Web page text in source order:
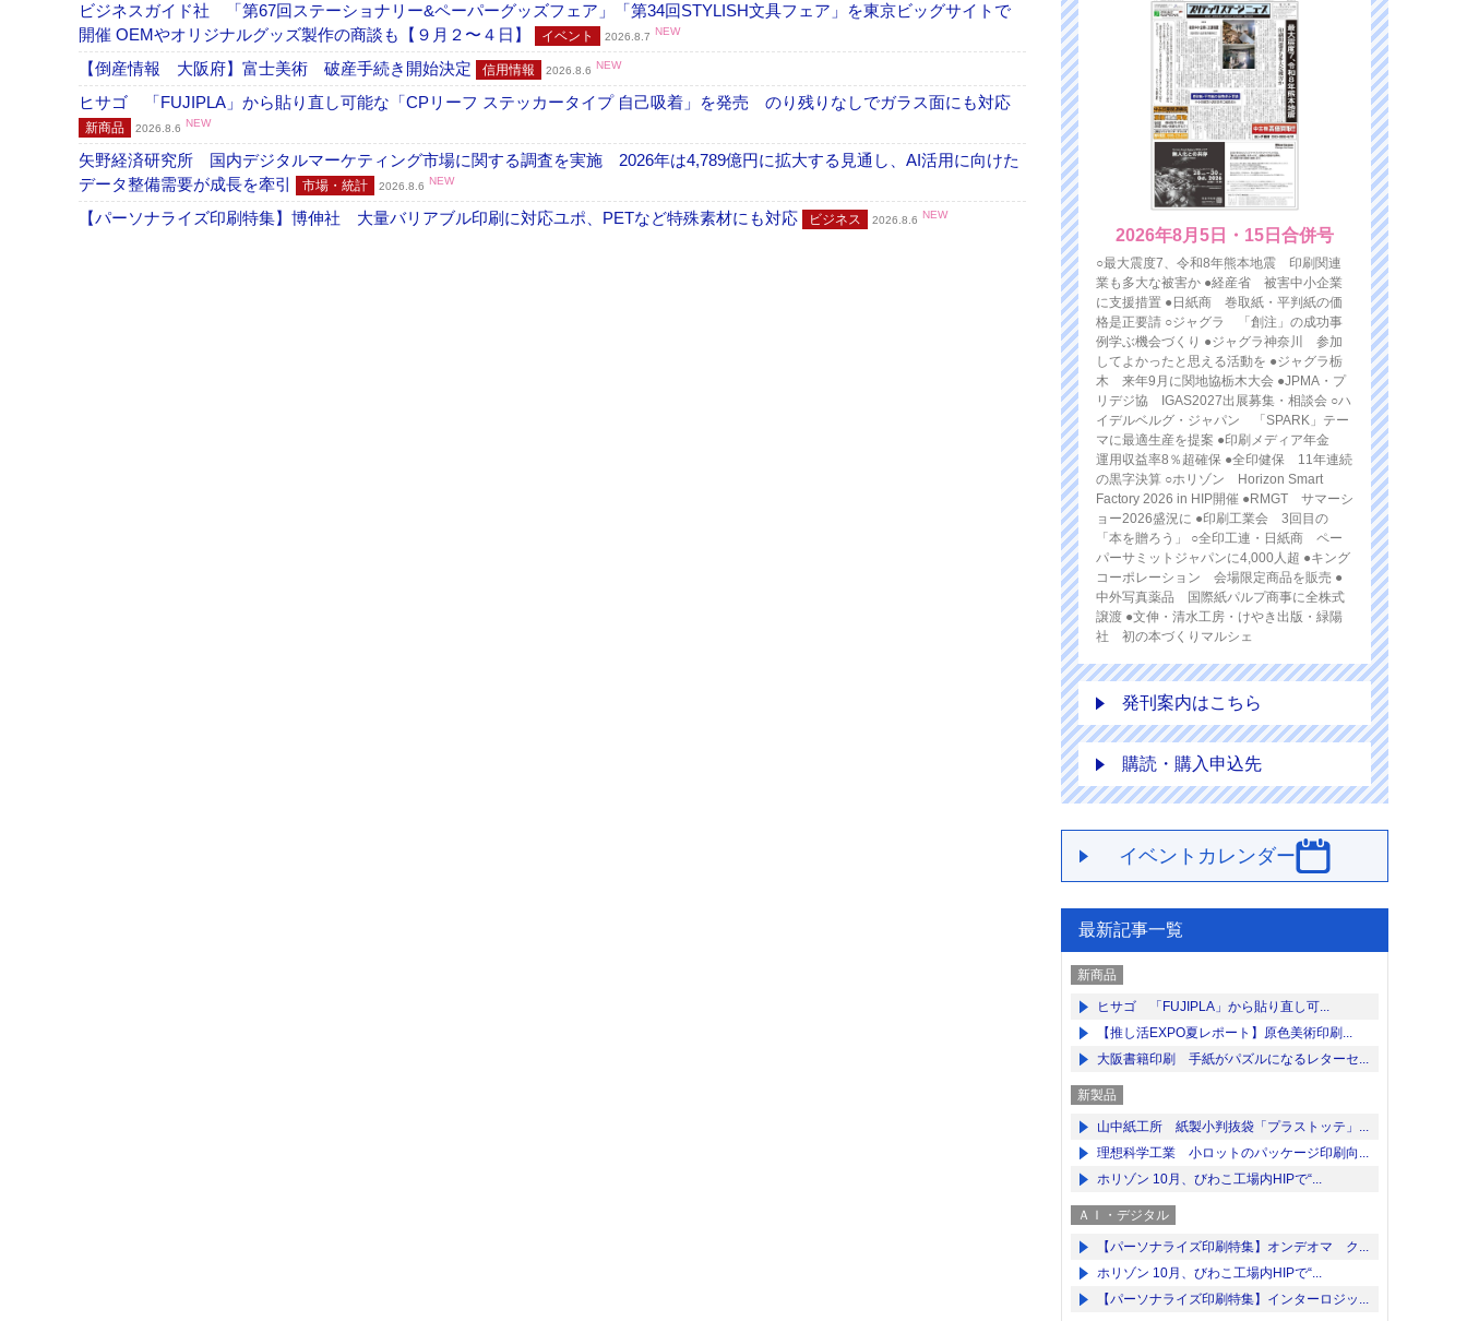
ビジネスガイド社 「第67回ステーショナリー&ペーパーグッズフェア」「第34回STYLISH文具フェア」を東京ビッグサイトで
開催 OEMやオリジナルグッズ製作の商談も【９月２〜４日】
イベント 2026.8.7 NEW
【倒産情報 大阪府】富士美術 破産手続き開始決定 信用情報 2026.8.6 NEW
ヒサゴ 「FUJIPLA」から貼り直し可能な「CPリーフ ステッカータイプ 自己吸着」を発売 のり残りなしでガラス面にも対応
新商品 2026.8.6 NEW
矢野経済研究所 国内デジタルマーケティング市場に関する調査を実施 2026年は4,789億円に拡大する見通し、AI活用に向けた
データ整備需要が成長を牽引
市場・統計 2026.8.6 NEW
【パーソナライズ印刷特集】博伸社 大量バリアブル印刷に対応ユポ、PETなど特殊素材にも対応 ビジネス 2026.8.6 NEW
2026年8月5日・15日合併号
○最大震度7、令和8年熊本地震 印刷関連
業も多大な被害か ●経産省 被害中小企業
に支援措置 ●日紙商 巻取紙・平判紙の価
格是正要請 ○ジャグラ 「創注」の成功事
例学ぶ機会づくり ●ジャグラ神奈川 参加
してよかったと思える活動を ●ジャグラ栃
木 来年9月に関地協栃木大会 ●JPMA・プ
リデジ協 IGAS2027出展募集・相談会 ○ハ
イデルベルグ・ジャパン 「SPARK」テー
マに最適生産を提案 ●印刷メディア年金
運用収益率8％超確保 ●全印健保 11年連続
の黒字決算 ○ホリゾン Horizon Smart
Factory 2026 in HIP開催 ●RMGT サマーシ
ョー2026盛況に ●印刷工業会 3回目の
「本を贈ろう」 ○全印工連・日紙商 ペー
パーサミットジャパンに4,000人超 ●キング
コーポレーション 会場限定商品を販売 ●
中外写真薬品 国際紙パルプ商事に全株式
譲渡 ●文伸・清水工房・けやき出版・緑陽
社 初の本づくりマルシェ
発刊案内はこちら
購読・購入申込先
イベントカレンダー
最新記事一覧
新商品
ヒサゴ 「FUJIPLA」から貼り直し可...
【推し活EXPO夏レポート】原色美術印刷...
大阪書籍印刷 手紙がパズルになるレターセ...
新製品
山中紙工所 紙製小判抜袋「プラストッテ」...
理想科学工業 小ロットのパッケージ印刷向...
ホリゾン 10月、びわこ工場内HIPで“...
ＡＩ・デジタル
【パーソナライズ印刷特集】オンデオマ ク...
ホリゾン 10月、びわこ工場内HIPで“...
【パーソナライズ印刷特集】インターロジッ...